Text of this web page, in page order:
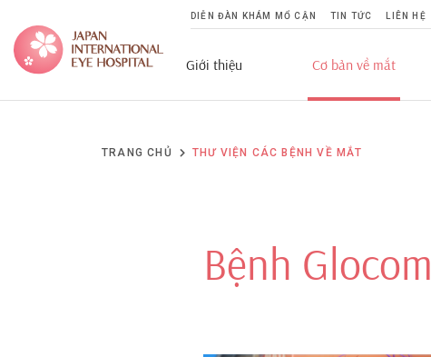
DIỄN ĐÀN KHÁM MỔ CẬN TIN TỨC LIÊN HỆ
Giới thiệu Cơ bản về mắt
TRANG CHỦ THƯ VIỆN CÁC BỆNH VỀ MẮT
Bệnh Glocom